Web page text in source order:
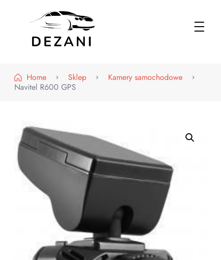
Home
Sklep
Kamery samochodowe
Navitel R600 GPS